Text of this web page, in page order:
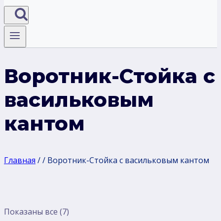
Воротник-Стойка с
васильковым
кантом
Главная // Воротник-Стойка с васильковым кантом
Показаны все (7)